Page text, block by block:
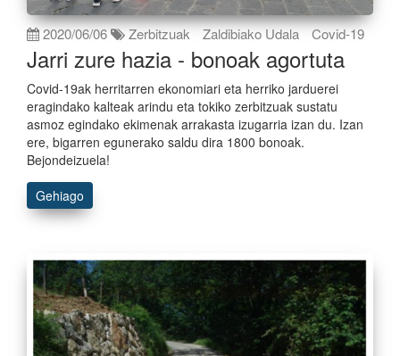
2020/06/06 Zerbitzuak Zaldibiako Udala Covid-19
Jarri zure hazia - bonoak agortuta
Covid-19ak herritarren ekonomiari eta herriko jarduerei
eragindako kalteak arindu eta tokiko zerbitzuak sustatu
asmoz egindako ekimenak arrakasta izugarria izan du. Izan
ere, bigarren egunerako saldu dira 1800 bonoak.
Bejondeizuela!
Gehiago